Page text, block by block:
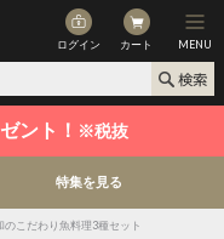
ログイン カート MENU
ント！ ※税抜
特集を見る
のこだわり魚料理3種セット